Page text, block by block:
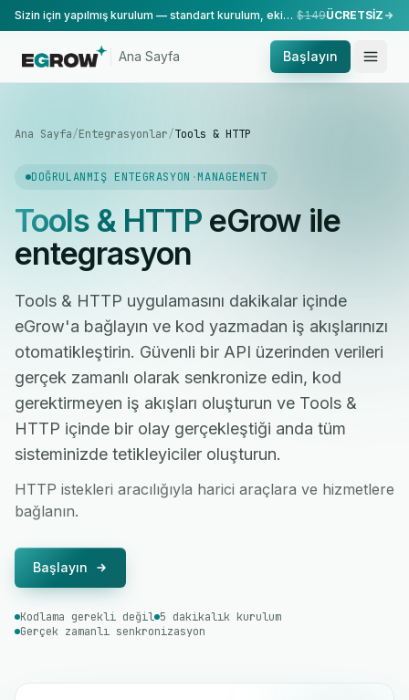
Sizin için yapılmış kurulum — standart kurulum, ekibimiz tarafından yapılır. $149ÜCRETSİZ
Ana Sayfa Başlayın
Ana Sayfa/Entegrasyonlar/Tools & HTTP
DOĞRULANMIŞ ENTEGRASYON ·MANAGEMENT
Tools & HTTPeGrow ile
entegrasyon
Tools & HTTP uygulamasını dakikalar içinde
eGrow'a bağlayın ve kod yazmadan iş akışlarınızı
otomatikleştirin. Güvenli bir API üzerinden verileri
gerçek zamanlı olarak senkronize edin, kod
gerektirmeyen iş akışları oluşturun ve Tools &
HTTP içinde bir olay gerçekleştiği anda tüm
sisteminizde tetikleyiciler oluşturun.
HTTP istekleri aracılığıyla harici araçlara ve hizmetlere
bağlanın.
Başlayın
Kodlama gerekli değil 5 dakikalık kurulum
Gerçek zamanlı senkronizasyon